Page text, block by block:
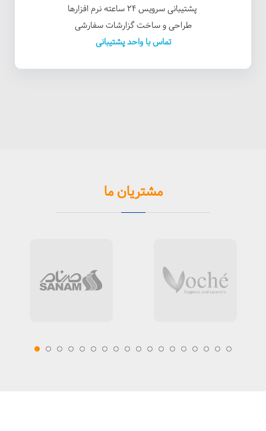
پشتیبانی سرویس ۲۴ ساعته نرم افزارها
طراحی و ساخت گزارشات سفارشی
تماس با واحد پشتیبانی
مشتریان ما